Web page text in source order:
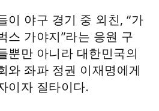
이 야구 경기 중 외친, “가
스 가야지”라는 응원 구
뿐만 아니라 대한민국의
와 좌파 정권 이재명에게
이자 질타이다.